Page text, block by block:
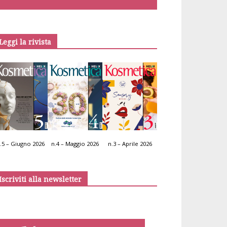
la rivista
– Giugno 2026 n.4 – Maggio 2026 n.3 – Aprile 2026
alla newsletter